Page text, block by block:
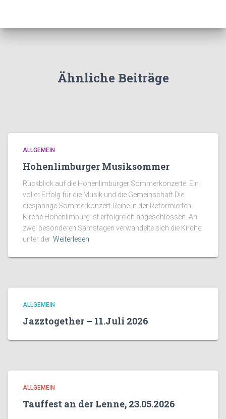
Ähnliche Beiträge
ALLGEMEIN
Hohenlimburger Musiksommer
Rückblick auf die Hohenlimburger Sommerkonzerte: Ein
voller Erfolg für die Musik und die Gemeinschaft Die
diesjährige Sommerkonzert-Reihe in der Reformierten
Kirche Hohenlimburg ist erfolgreich abgeschlossen. An
zwei besonderen Samstagen verwandelte sich die Kirche
unter der Weiterlesen
ALLGEMEIN
Jazztogether – 11.Juli 2026
ALLGEMEIN
Tauffest an der Lenne, 23.05.2026